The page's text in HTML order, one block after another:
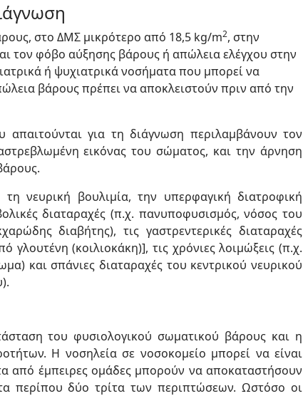
στο ΔΜΣ μικρότερο από 18,5 kg/m2, στην
τον φόβο αύξησης βάρους ή απώλεια ελέγχου στην
ή ψυχιατρικά νοσήματα που μπορεί να
βάρους πρέπει να αποκλειστούν πριν από την
απαιτούνται για τη διάγνωση περιλαμβάνουν τον
εικόνας του σώματος, και την άρνηση
νευρική βουλιμία, την υπερφαγική διατροφική
διαταραχές (π.χ. πανυποφυσισμός, νόσος του
διαβήτης), τις γαστρεντερικές διαταραχές
γλουτένη (κοιλιοκάκη)], τις χρόνιες λοιμώξεις (π.χ.
και σπάνιες διαταραχές του κεντρικού νευρικού
του φυσιολογικού σωματικού βάρους και η
Η νοσηλεία σε νοσοκομείο μπορεί να είναι
από έμπειρες ομάδες μπορούν να αποκαταστήσουν
περίπου δύο τρίτα των περιπτώσεων. Ωστόσο οι